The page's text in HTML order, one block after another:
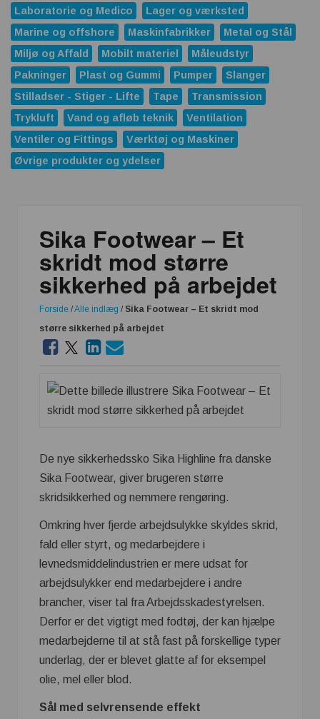
Laboratorie og Medico
Lager og værksted
Marine og offshore
Maskinfabrikker
Metal og Stål
Miljø og Affald
Mobilt materiel
Måleudstyr
Pakninger
Plast og Gummi Pumper
Slanger
Stilladser - Stiger - Lifte
Tape
Transmission
Trykluft
Vand og afløb teknik
Ventilation
Ventiler og Fittings
Værktøj og Maskiner
Øvrige produkter og ydelser
Sika Footwear – Et
skridt mod større
sikkerhed på arbejdet
Forside /Alle indlæg / Sika Footwear – Et skridt mod
større sikkerhed på arbejdet
De nye sikkerhedssko Sika Highline fra danske
Sika Footwear, giver brugeren større
skridsikkerhed og nemmere rengøring.
Omkring hver fjerde arbejdsulykke skyldes skrid,
fald eller styrt, og medarbejdere i
levnedsmiddelindustrien er mere udsat for
arbejdsulykker end medarbejdere i andre
brancher, viser tal fra Arbejdsskadestyrelsen.
Derfor er det vigtigt med fodtøj, der kan hjælpe
medarbejderne til at stå fast på forskellige typer
underlag, der er blevet glatte af for eksempel
olie, mel eller blod.
Sål med selvrensende effekt